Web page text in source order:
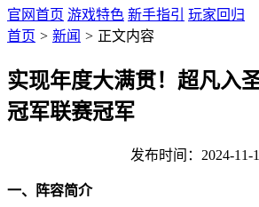
官网首页 游戏特色 新手指引
玩家回归
首页 > 新闻 > 正文内容
实现年度大满贯！超凡入
冠军联赛冠军
发布时间：2024-11-
一、阵容简介